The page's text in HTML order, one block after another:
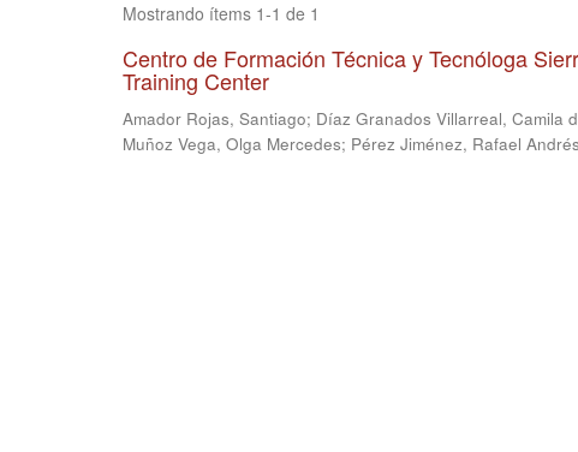
Mostrando ítems 1-1 de 1
Centro de Formación Técnica y Tecnóloga
Training Center
Amador Rojas, Santiago; Díaz Granados Villarreal, Camila
Muñoz Vega, Olga Mercedes; Pérez Jiménez, Rafael Andrés